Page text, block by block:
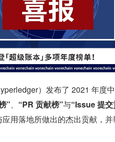
）发布了 2021 年度中
”、 “PR 贡献榜”与“Issue 提交
用落地所做出的杰出贡献，